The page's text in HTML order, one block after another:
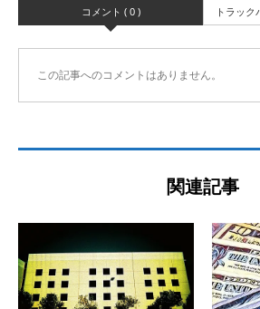
コメント ( 0 ) トラック
この記事へのコメントはありません。
関連記事